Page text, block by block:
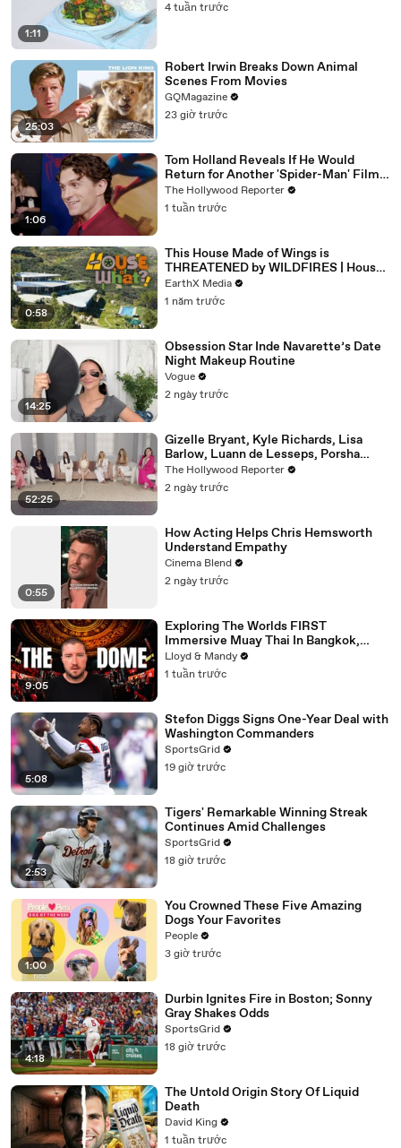
1:11
4 tuần trước
25:03
Robert Irwin Breaks Down Animal
Scenes From Movies
GQMagazine
23 giờ trước
1:06
Tom Holland Reveals If He Would
Return for Another 'Spider-Man' Film |
THR Video
The Hollywood Reporter
1 tuần trước
0:58
This House Made of Wings is
THREATENED by WILDFIRES | House
of What?! Clip | EarthX
EarthX Media
1 năm trước
14:25
Obsession Star Inde Navarette’s Date
Night Makeup Routine
Vogue
2 ngày trước
52:25
Gizelle Bryant, Kyle Richards, Lisa
Barlow, Luann de Lesseps, Porsha
Williams, Teresa Giudice and Vicki
Gunvalson on 20 Years of 'Real
Housewives' | THR Video
The Hollywood Reporter
2 ngày trước
0:55
How Acting Helps Chris Hemsworth
Understand Empathy
Cinema Blend
2 ngày trước
9:05
Exploring The Worlds FIRST
Immersive Muay Thai In Bangkok,
Thailand (Rajadamnern Stadium)
Lloyd & Mandy
1 tuần trước
5:08
Stefon Diggs Signs One-Year Deal with
Washington Commanders
SportsGrid
19 giờ trước
2:53
Tigers' Remarkable Winning Streak
Continues Amid Challenges
SportsGrid
18 giờ trước
1:00
You Crowned These Five Amazing
Dogs Your Favorites
People
3 giờ trước
4:18
Durbin Ignites Fire in Boston; Sonny
Gray Shakes Odds
SportsGrid
18 giờ trước
The Untold Origin Story Of Liquid
Death
David King
1 tuần trước